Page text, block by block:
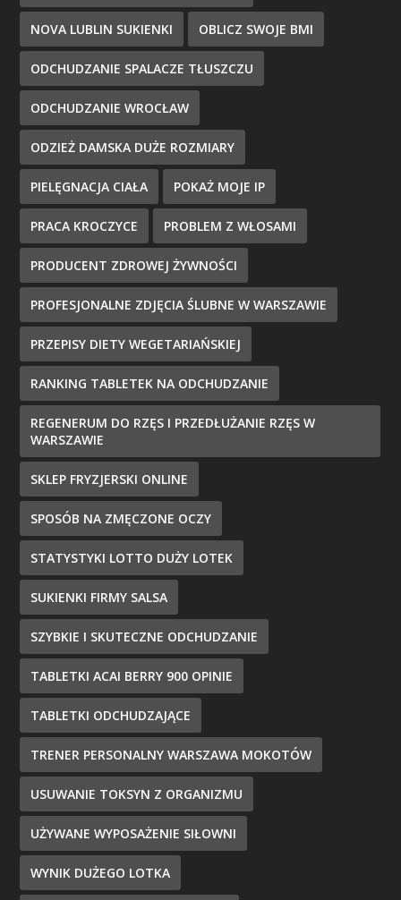
NOVA LUBLIN SUKIENKI OBLICZ SWOJE BMI
ODCHUDZANIE SPALACZE TŁUSZCZU
ODCHUDZANIE WROCŁAW
ODZIEŻ DAMSKA DUŻE ROZMIARY
PIELĘGNACJA CIAŁA POKAŻ MOJE IP
PRACA KROCZYCE PROBLEM Z WŁOSAMI
PRODUCENT ZDROWEJ ŻYWNOŚCI
PROFESJONALNE ZDJĘCIA ŚLUBNE W WARSZAWIE
PRZEPISY DIETY WEGETARIAŃSKIEJ
RANKING TABLETEK NA ODCHUDZANIE
REGENERUM DO RZĘS I PRZEDŁUŻANIE RZĘS W
WARSZAWIE
SKLEP FRYZJERSKI ONLINE
SPOSÓB NA ZMĘCZONE OCZY
STATYSTYKI LOTTO DUŻY LOTEK
SUKIENKI FIRMY SALSA
SZYBKIE I SKUTECZNE ODCHUDZANIE
TABLETKI ACAI BERRY 900 OPINIE
TABLETKI ODCHUDZAJĄCE
TRENER PERSONALNY WARSZAWA MOKOTÓW
USUWANIE TOKSYN Z ORGANIZMU
UŻYWANE WYPOSAŻENIE SIŁOWNI
WYNIK DUŻEGO LOTKA